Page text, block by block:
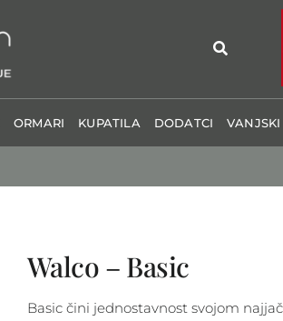
ORMARI KUPATILA DODATCI VANJSKI
Walco – Basic
Basic čini jednostavnost svojom